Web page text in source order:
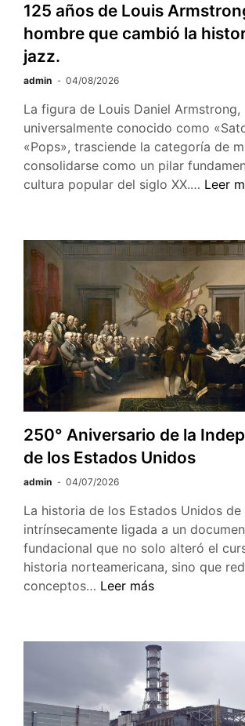
125 años de Louis
hombre que cambió la
jazz.
admin 04/08/2026
La figura de Louis Daniel Armstrong,
universalmente conocido como
«Pops», trasciende la categoría de
consolidarse como un pilar
cultura popular del siglo XX.… 125
Louis
que
la
del
jazz.
Leer
250° Aniversario de la
de los Estados Unidos
admin 04/07/2026
La historia de los Estados Unidos de
intrínsecamente ligada a un
fundacional que no solo alteró el
historia norteamericana, sino que
conceptos… 250°
la
Independencia
los
Estados
Leer más